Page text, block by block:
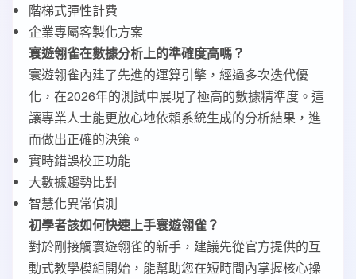
階梯式彈性計費
企業專屬客製化方案
寰遊翎雀在數據分析上的準確度高嗎？
寰遊翎雀內建了先進的運算引擎，經過多次迭代優
化，在2026年的測試中展現了極高的數據精準度。這
讓專業人士能更放心地依賴系統生成的分析結果，進
而做出正確的決策。
實時錯誤校正功能
大數據趨勢比對
智慧化異常偵測
初學者該如何快速上手寰遊翎雀？
對於剛接觸寰遊翎雀的新手，建議先從官方提供的互
動式教學模組開始，能幫助您在短時間內掌握核心操